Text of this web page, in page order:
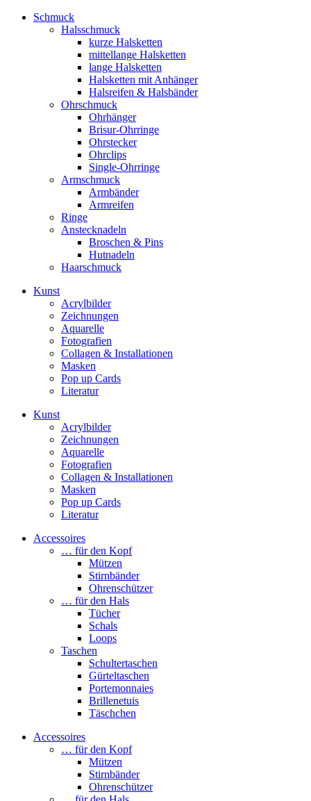
Schmuck
Halsschmuck
kurze Halsketten
mittellange Halsketten
lange Halsketten
Halsketten mit Anhänger
Halsreifen & Halsbänder
Ohrschmuck
Ohrhänger
Brisur-Ohrringe
Ohrstecker
Ohrclips
Single-Ohrringe
Armschmuck
Armbänder
Armreifen
Ringe
Anstecknadeln
Broschen & Pins
Hutnadeln
Haarschmuck
Kunst
Acrylbilder
Zeichnungen
Aquarelle
Fotografien
Collagen & Installationen
Masken
Pop up Cards
Literatur
Kunst
Acrylbilder
Zeichnungen
Aquarelle
Fotografien
Collagen & Installationen
Masken
Pop up Cards
Literatur
Accessoires
… für den Kopf
Mützen
Stirnbänder
Ohrenschützer
… für den Hals
Tücher
Schals
Loops
Taschen
Schultertaschen
Gürteltaschen
Portemonnaies
Brillenetuis
Täschchen
Accessoires
… für den Kopf
Mützen
Stirnbänder
Ohrenschützer